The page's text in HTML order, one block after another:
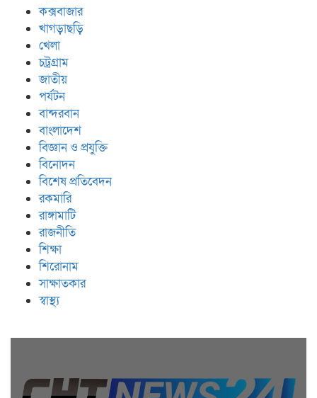
কক্সবাজার
খাগড়াছড়ি
খেলা
চট্রগ্রাম
জাতীয়
পর্যটন
বান্দরবান
বাংলাদেশ
বিজ্ঞান ও প্রযুক্তি
বিনোদন
বিশেষ প্রতিবেদন
রকমারি
রাঙ্গামাটি
রাজনীতি
শিক্ষা
শিরোনাম
সাক্ষাতকার
স্বাস্থ্য